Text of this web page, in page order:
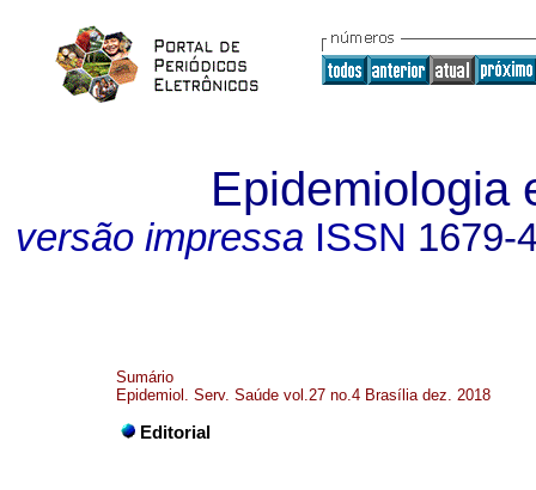
Epidemiologia
versão impressa ISSN 1679-
Sumário
Epidemiol. Serv. Saúde vol.27 no.4 Brasília dez. 2018
Editorial